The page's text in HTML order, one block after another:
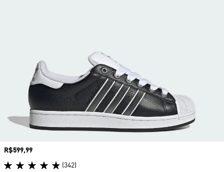
Preço
R$599,99
(342)